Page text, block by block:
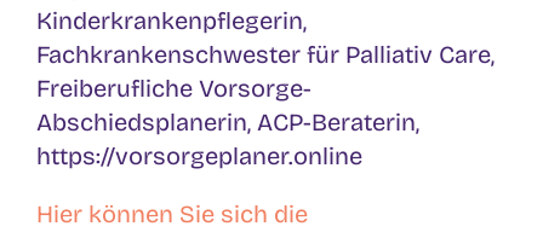
Kinderkrankenpflegerin,
Fachkrankenschwester für Palliativ Care,
Freiberufliche Vorsorge-
Abschiedsplanerin, ACP-Beraterin,
https://vorsorgeplaner.online
Hier können Sie sich die